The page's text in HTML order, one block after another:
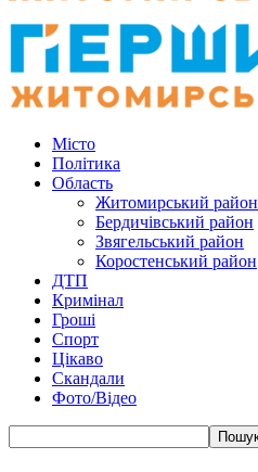
Місто
Політика
Область
Житомирський район
Бердичівський район
Звягельський район
Коростенський район
ДТП
Кримінал
Гроші
Спорт
Цікаво
Скандали
Фото/Відео